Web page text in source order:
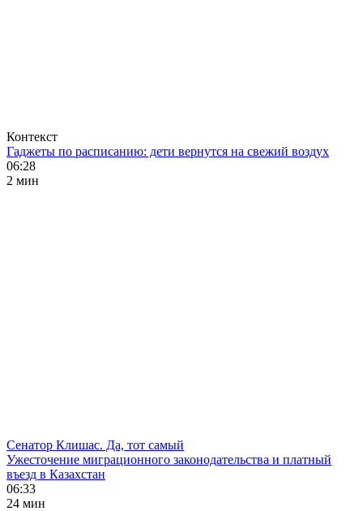
Контекст
Гаджеты по расписанию: дети вернутся на свежий воздух
06:28
2 мин
Сенатор Клишас. Да, тот самый
Ужесточение миграционного законодательства и платный
въезд в Казахстан
06:33
24 мин